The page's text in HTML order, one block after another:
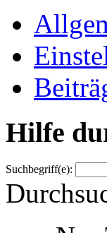
Hilfe
Suchbegriff(e):